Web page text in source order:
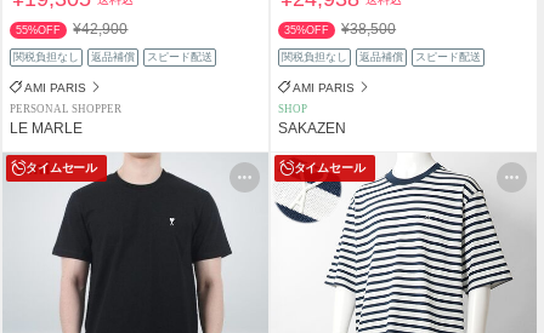
55%OFF ¥42,900
関税負担なし 返品補償 スピード配送
AMI PARIS
PERSONAL SHOPPER
LE MARLE
35%OFF ¥38,500
関税負担なし 返品補償 スピード配送
AMI PARIS
SHOP
SAKAZEN
タイムセール タイムセール